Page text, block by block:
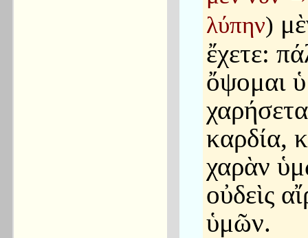
λύπην)
ἔχετε:
ὄψομαι
καρδία,
χαρὰν
οὐδεὶς
ὑμῶν.